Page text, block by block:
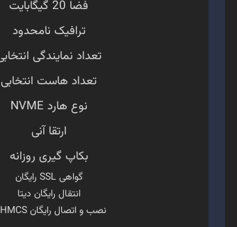
فضا 20 گیگابایت
ترافیک نامحدود
تعداد نمایندگی
تعداد هاست انتخابی
نوع هارد NVME
ارتقا آنی
بکاپ گیری روزانه
گواهی SSL رایگان
انتقال رایگان دیتا
نصب و اتصال رایگان WHMCS